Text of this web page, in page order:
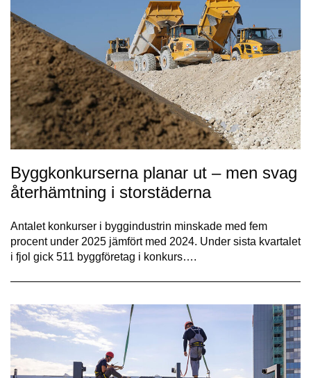
Byggkonkurserna planar ut – men svag
återhämtning i storstäderna
Antalet konkurser i byggindustrin minskade med fem
procent under 2025 jämfört med 2024. Under sista kvartalet
i fjol gick 511 byggföretag i konkurs….